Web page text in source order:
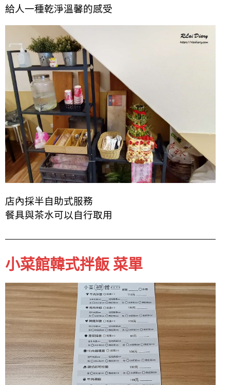
給人一種乾淨溫馨的感受
店內採半自助式服務
餐具與茶水可以自行取用
小菜館韓式拌飯 菜單